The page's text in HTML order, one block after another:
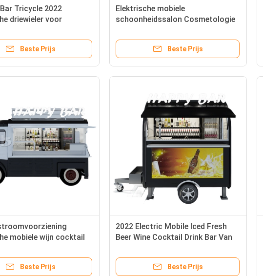
Tricycle 2022
driewieler voor
Beste Prijs
Elektrische mobiele
schoonheidssalon Cosmetologie
Trailer 2022 Outlet
Beste Prijs
mobiele wijn cocktail
Beste Prijs
2022 Electric Mobile Iced Fresh
Beer Wine Cocktail Drink Bar Van
Beste Prijs